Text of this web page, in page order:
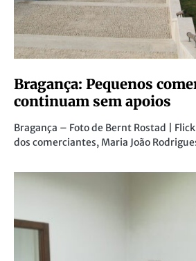
Bragança: Pequenos
continuam sem apoios
Bragança – Foto de Bernt Rostad |
dos comerciantes, Maria João